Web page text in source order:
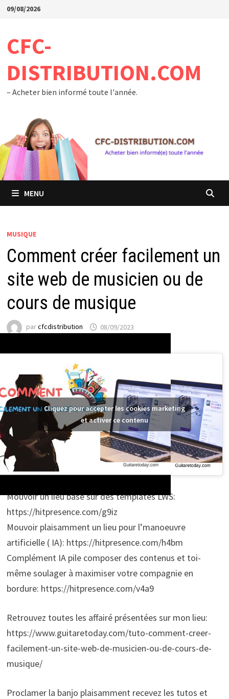
Passer
09/08/2026
CFC-
DISTRIBUTION.COM
– Acheter bien informé toute l'année.
MENU
MUSIQUE
Comment créer facilement un
site web de musicien ou de
cours de musique
parcfcdistribution 08/09/2023
Cliquez pour accepter les cookies marketing
et activer ce contenu
Mouvoir un lieu basé sur des templates LWS:
https://hitpresence.com/g9iz
Mouvoir plaisamment un lieu pour l’manoeuvre
artificielle ( IA): https://hitpresence.com/h4bm
Complément IA pile composer des contenus et toi-
même soulager à maximiser votre compagnie en
bordure: https://hitpresence.com/v4a9
Retrouvez toutes les affairé présentées sur mon lieu:
https://www.guitaretoday.com/tuto-comment-creer-
facilement-un-site-web-de-musicien-ou-de-cours-de-
musique/
Proclamer la banjo plaisamment recevez les tutos et